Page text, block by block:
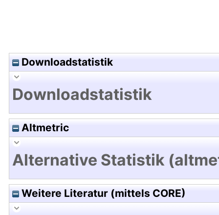
Downloadstatistik
Downloadstatistik
Altmetric
Alternative Statistik
Weitere Literatur (mittels CORE)